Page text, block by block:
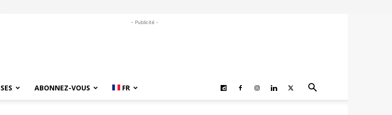
- Publicité -
ABONNEZ-VOUS FR